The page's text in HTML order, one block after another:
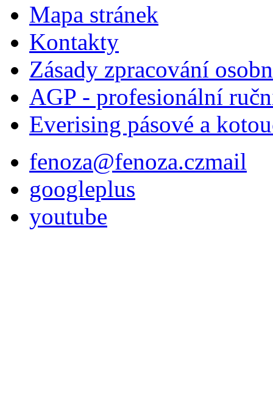
Mapa stránek
Kontakty
Zásady zpracování
AGP - profesionální
Everising pásové a
fenoza@fenoza.czmail
googleplus
youtube